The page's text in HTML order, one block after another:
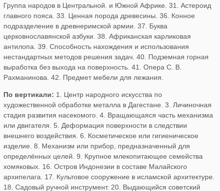
Группа народов в Центральной. и Южной Африке. 31. Астероид
главного пояса. 33. Ценная порода древесины. 36. Конное
подразделение в древнеримской армии. 37. Буква
церковнославянской азбуки. 38. Африканская карликовая
антилопа. 39. Способность нахождения и использования
нестандартных методов решения задач. 40. Подземная горная
выработка без выхода на поверхность. 41. Опера С. В.
Рахманинова. 42. Предмет мебели для лежания.
По вертикали: 1. Центр народного искусства по
художественной обработке металла в Дагестане. 3. Личиночная
стадия развития насекомого. 4. Вращающаяся часть механизма
или двигателя. 5. Деформация поверхности в следствии
внешнего воздействия. 6. Косметическое или гигиеническое
изделие. 8. Механизм или прибор, предназначенный для
определённых целей. 9. Крупное млекопитающее семейства
хомяковых. 16. Остров Индонезии в составе Малайского
архипелага. 17. Культовое сооружение в исламской архитектуре.
18. Садовый ручной инструмент. 20. Выдающийся советский